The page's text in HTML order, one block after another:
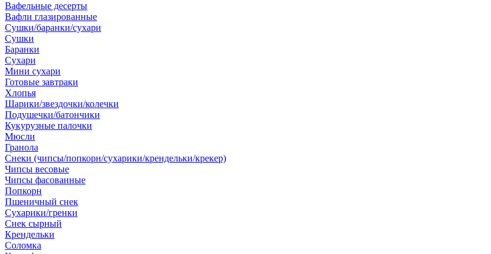
Вафельные десерты
Вафли глазированные
Сушки/баранки/сухари
Сушки
Баранки
Сухари
Мини сухари
Готовые завтраки
Хлопья
Шарики/звездочки/колечки
Подушечки/батончики
Кукурузные палочки
Мюсли
Гранола
Снеки (чипсы/попкорн/сухарики/крендельки/крекер)
Чипсы весовые
Чипсы фасованные
Попкорн
Пшеничный снек
Сухарики/гренки
Снек сырный
Крендельки
Соломка